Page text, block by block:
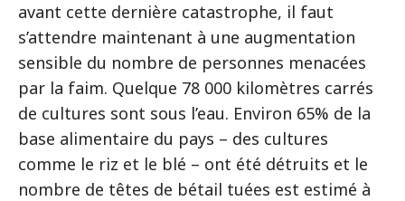
avant cette dernière catastrophe, il faut
s’attendre maintenant à une augmentation
sensible du nombre de personnes menacées
par la faim. Quelque 78 000 kilomètres carrés
de cultures sont sous l’eau. Environ 65% de la
base alimentaire du pays – des cultures
comme le riz et le blé – ont été détruits et le
nombre de têtes de bétail tuées est estimé à